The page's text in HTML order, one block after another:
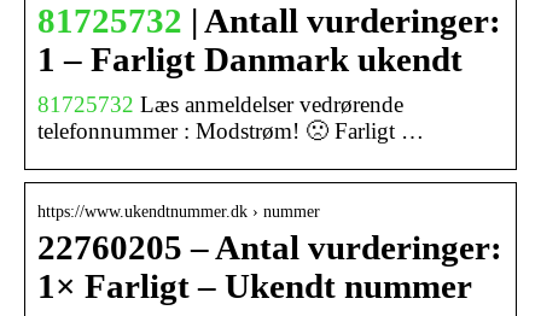
81725732 | Antall vurderinger:
1 – Farligt Danmark ukendt
81725732 Læs anmeldelser vedrørende
telefonnummer : Modstrøm! 🙁 Farligt …
https://www.ukendtnummer.dk › nummer
22760205 – Antal vurderinger:
1× Farligt – Ukendt nummer